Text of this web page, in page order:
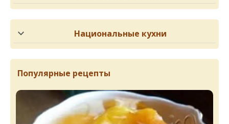
Национальные кухни
Популярные рецепты